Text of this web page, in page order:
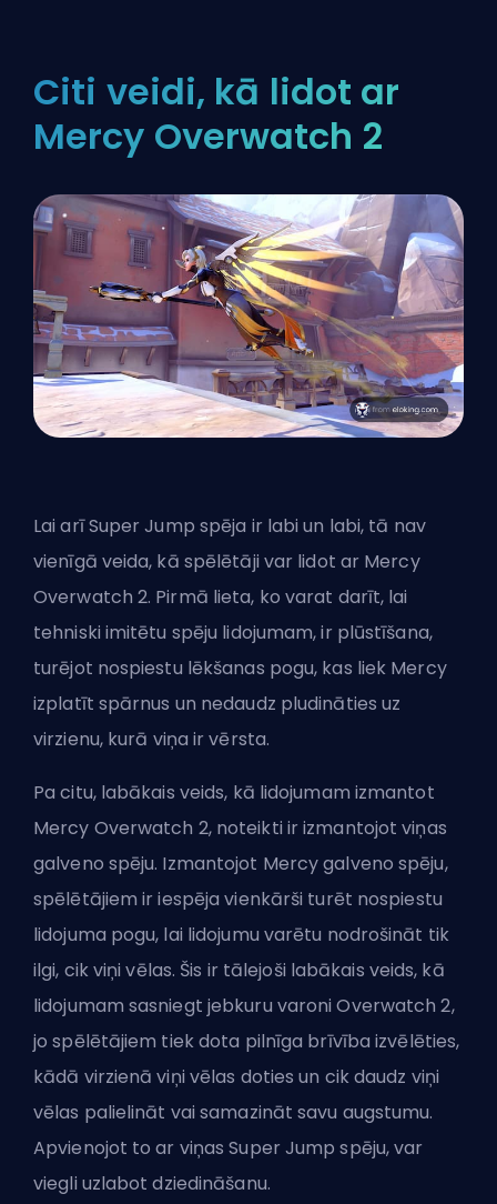
Citi veidi, kā lidot ar
Mercy Overwatch 2
Lai arī Super Jump spēja ir labi un labi, tā nav
vienīgā veida, kā spēlētāji var lidot ar Mercy
Overwatch 2. Pirmā lieta, ko varat darīt, lai
tehniski imitētu spēju lidojumam, ir plūstīšana,
turējot nospiestu lēkšanas pogu, kas liek Mercy
izplatīt spārnus un nedaudz pludināties uz
virzienu, kurā viņa ir vērsta.
Pa citu, labākais veids, kā lidojumam izmantot
Mercy Overwatch 2, noteikti ir izmantojot viņas
galveno spēju. Izmantojot Mercy galveno spēju,
spēlētājiem ir iespēja vienkārši turēt nospiestu
lidojuma pogu, lai lidojumu varētu nodrošināt tik
ilgi, cik viņi vēlas. Šis ir tālejoši labākais veids, kā
lidojumam sasniegt jebkuru varoni Overwatch 2,
jo spēlētājiem tiek dota pilnīga brīvība izvēlēties,
kādā virzienā viņi vēlas doties un cik daudz viņi
vēlas palielināt vai samazināt savu augstumu.
Apvienojot to ar viņas Super Jump spēju, var
viegli uzlabot dziedināšanu.